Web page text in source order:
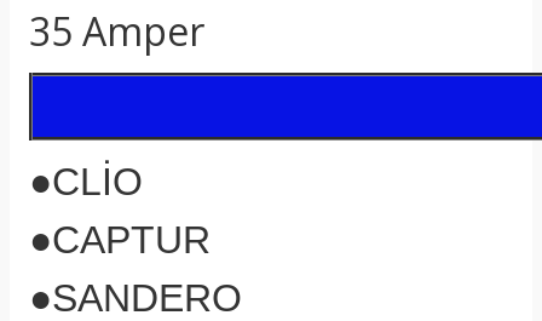
35 Amper
●CLİO
●CAPTUR
●SANDERO